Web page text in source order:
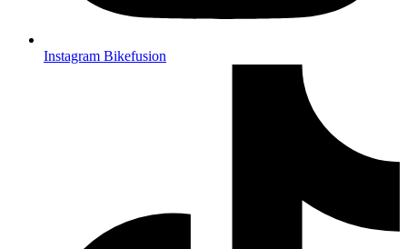
Instagram Bikefusion